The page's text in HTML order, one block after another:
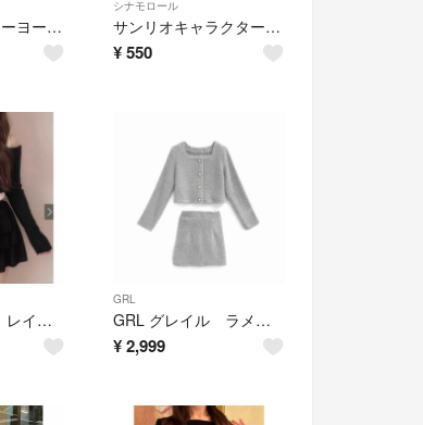
シークレットヨーヨー風チャーム（キャラキラ祭り！） シナモロール サンリオ
シナモロール
サンリオキャラクターズ ぷっくりラバマスグミ7 シナモロール
¥550
GRL グレイル レイヤード風オフショルダーニットトップス（tu1848）
GRL
GRL グレイル ラメシャギージャケット×ミニスカートセットアップ sm220
¥2,999